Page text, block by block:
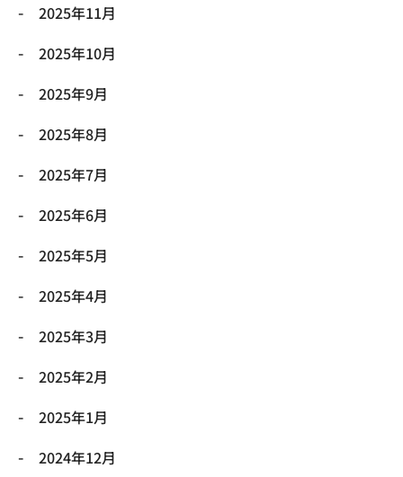
2025年11月
2025年10月
2025年9月
2025年8月
2025年7月
2025年6月
2025年5月
2025年4月
2025年3月
2025年2月
2025年1月
2024年12月